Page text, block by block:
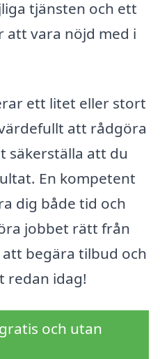
tjänsten och ett
att vara nöjd med i
ett litet eller stort
att rådgöra
säkerställa att du
En kompetent
dig både tid och
jobbet rätt från
begära tilbud och
redan idag!
och utan